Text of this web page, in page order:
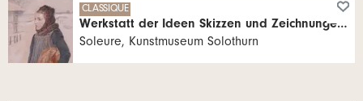
CLASSIQUE
Werkstatt der Ideen Skizzen und Zeichnungen aus der Sammlung
Soleure, Kunstmuseum Solothurn